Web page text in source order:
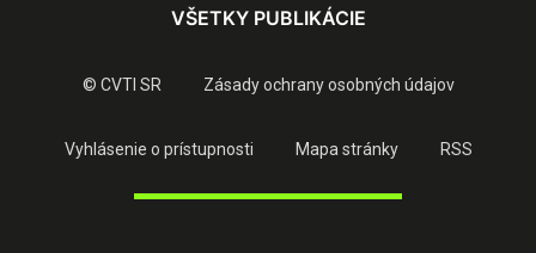
VŠETKY PUBLIKÁCIE
© CVTI SR Zásady ochrany osobných údajov
Vyhlásenie o prístupnosti Mapa stránky RSS